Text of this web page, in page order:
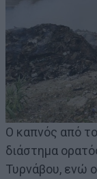
Ο καπνός από
διάστημα
Τυρνάβου, ενώ